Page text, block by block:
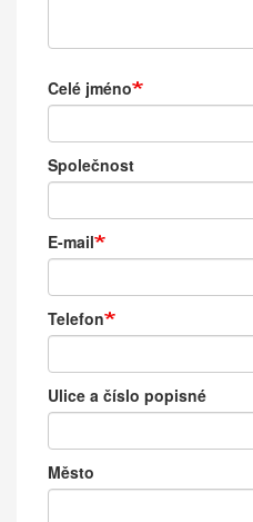
údaje
Celé jméno
Společnost
E-mail
Telefon
Ulice a číslo popisné
Město